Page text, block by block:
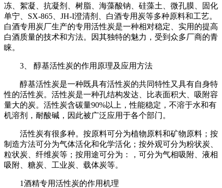
冻、絮凝、抗凝剂、树脂、海藻酸钠、硅藻土、微孔膜、固化
单宁、SX-865、JH-I澄清剂、白酒专用炭等多种原料和工艺。
白酒专用炭厂生产的专用活性炭是一种相对稳定、实用的提高
白酒质量的技术和方法。因其独特的魅力，受到众多厂商的青
睐。
3、 醇基活性炭的作用原理及应用方法
醇基活性炭是一种既具有活性炭的共同特性又具有自身特
性的活性炭。活性炭是一种孔结构发达、比表面积大、吸附容
量大的炭。活性炭含碳量90%以上，性能稳定，不溶于水和有
机溶剂，耐酸碱，因此被广泛应用于各个部门。
活性炭有很多种。按原料可分为植物原料和矿物原料；按
制造方法可分为气体活化和化学活化；按外观可分为粉状炭、
粒状炭、纤维炭等；按用途可分为：，可分为气相吸附、液相
吸附、糖炭、工业炭、载体炭等。
1酒精专用活性炭的作用机理